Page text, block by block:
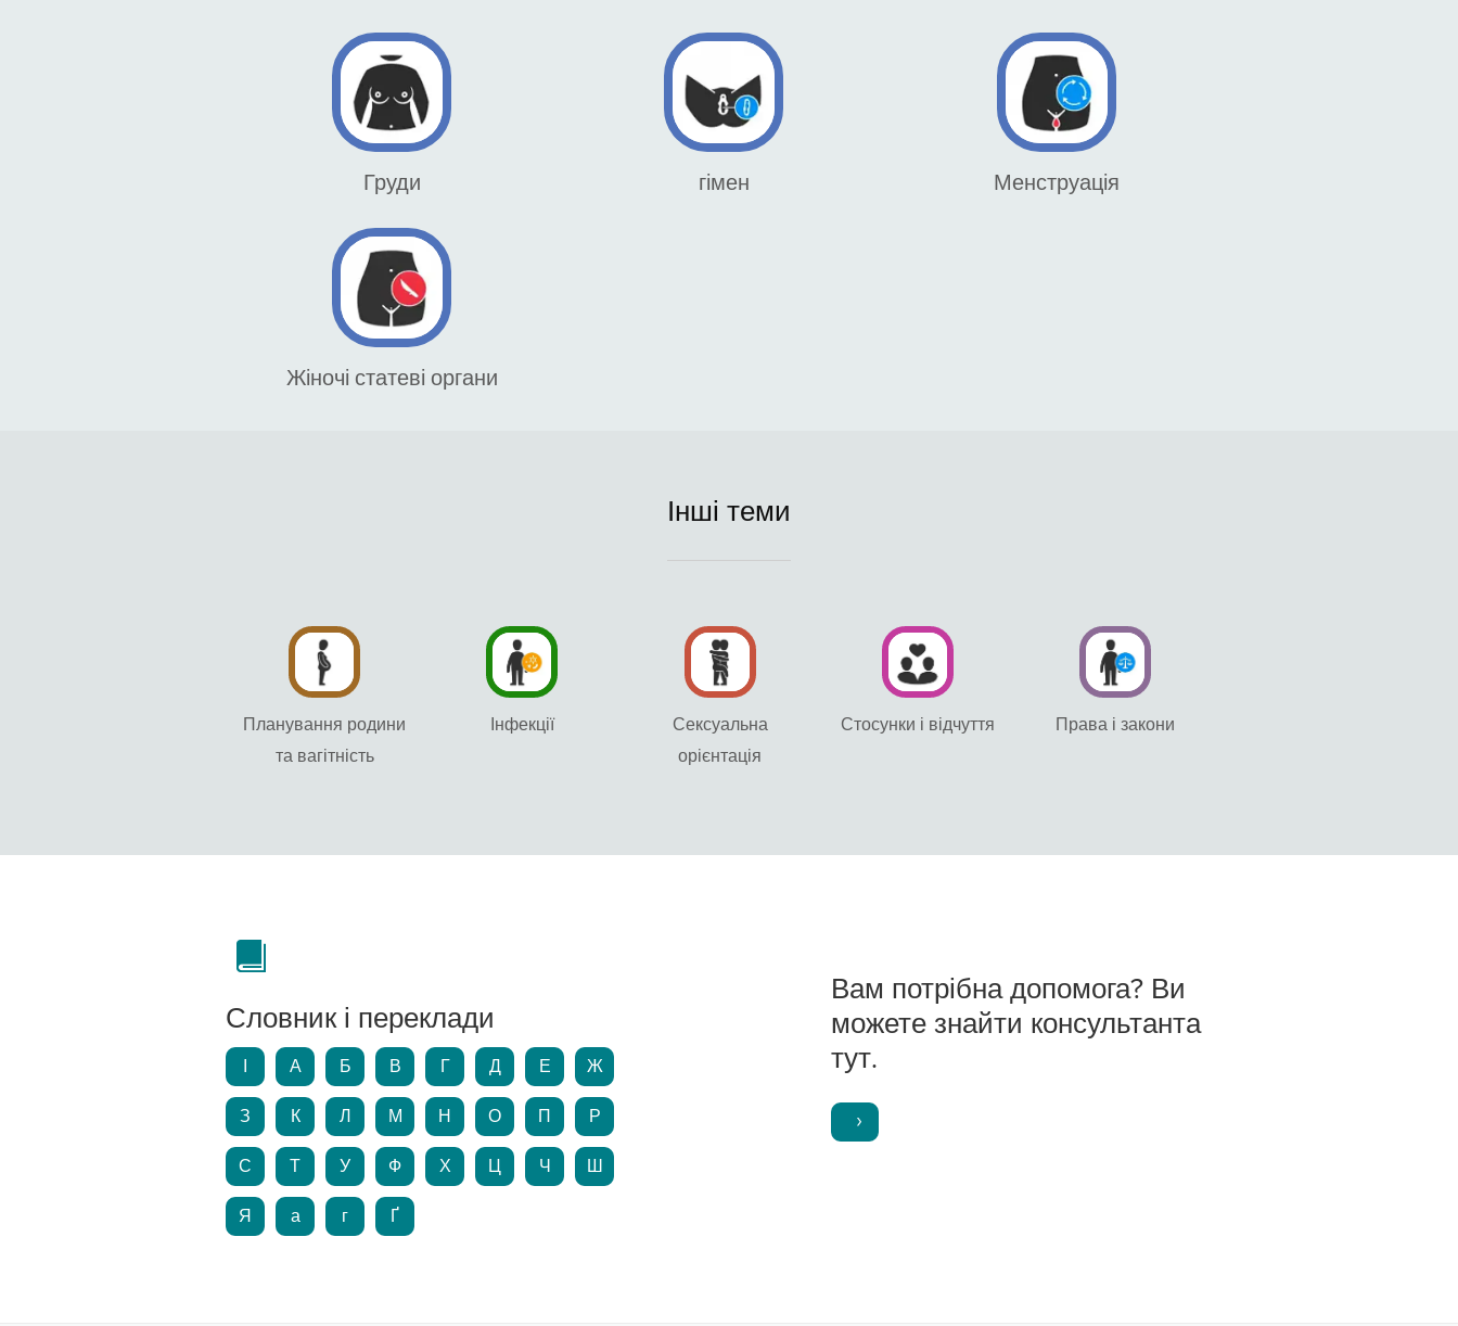
Груди гімен Менструація
Жіночі статеві органи
Інші теми
Планування родини
та вагітність
Інфекції
Сексуальна
орієнтація
Стосунки і відчуття Права і закони
Словник і переклади
А Б В Г Д Е Ж
З К Л М Н О П Р
С Т У Ф Х Ц Ч Ш
Я а г Ґ
Вам потрібна допомога? Ви
можете знайти консультанта
тут.